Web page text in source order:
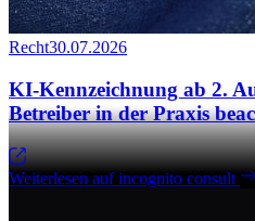
Recht30.07.2026
KI-Kennzeichnung ab 2.
Betreiber in der Praxis
Weiterlesen auf incognito consult